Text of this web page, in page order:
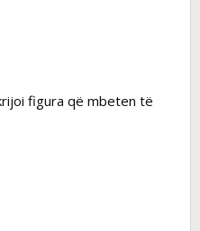
figura që mbeten të